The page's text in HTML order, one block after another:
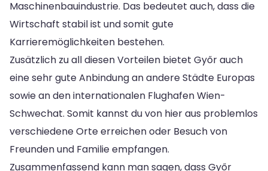
Maschinenbauindustrie. Das bedeutet auch, dass die
Wirtschaft stabil ist und somit gute
Karrieremöglichkeiten bestehen.
Zusätzlich zu all diesen Vorteilen bietet Győr auch
eine sehr gute Anbindung an andere Städte Europas
sowie an den internationalen Flughafen Wien-
Schwechat. Somit kannst du von hier aus problemlos
verschiedene Orte erreichen oder Besuch von
Freunden und Familie empfangen.
Zusammenfassend kann man sagen, dass Győr